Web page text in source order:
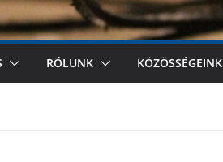
RÓLUNK KÖZÖSSÉGEINK